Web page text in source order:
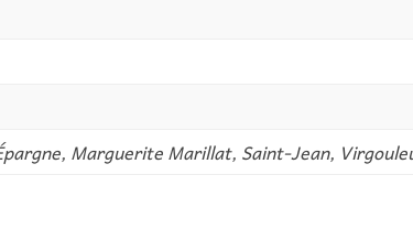
Marguerite Marillat, Saint-Jean,